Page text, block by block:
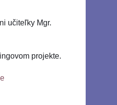
učiteľky Mgr.
projekte.